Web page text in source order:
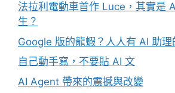
法拉利電動車首作 Luce，其實是
生？
Google 版的龍蝦？人人有 AI 助理
自己動手寫，不要貼 AI 文
AI Agent 帶來的震撼與改變